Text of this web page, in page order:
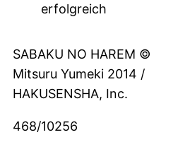
erfolgreich
SABAKU NO HAREM ©
Mitsuru Yumeki 2014 /
HAKUSENSHA, Inc.
468/10256